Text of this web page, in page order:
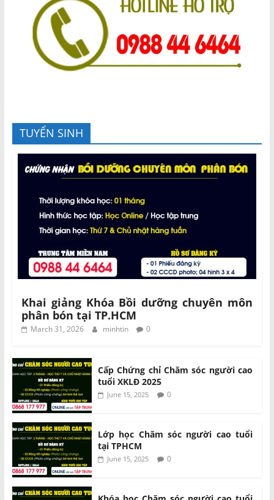
TUYỂN SINH
Khai giảng Khóa Bồi dưỡng chuyên môn
phân bón tại TP.HCM
March 31, 2026 minhtin 0
Cấp Chứng chỉ Chăm sóc người cao
tuổi XKLĐ 2025
June 15, 2025 0
Lớp học Chăm sóc người cao tuổi
tại TPHCM
June 15, 2025 0